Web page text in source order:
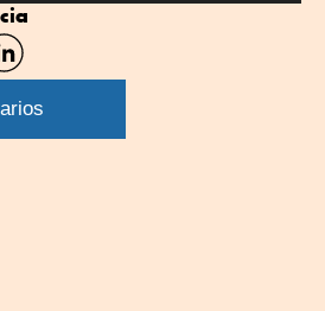
Compartir
por
Linkedin